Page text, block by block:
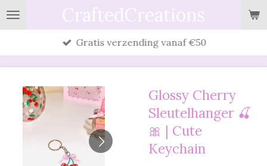
Ga
direct
CraftedCreations
Gratis verzending vanaf €50
Glossy Cherry
Sleutelhanger 🍒
🎀 | Cute
Keychain